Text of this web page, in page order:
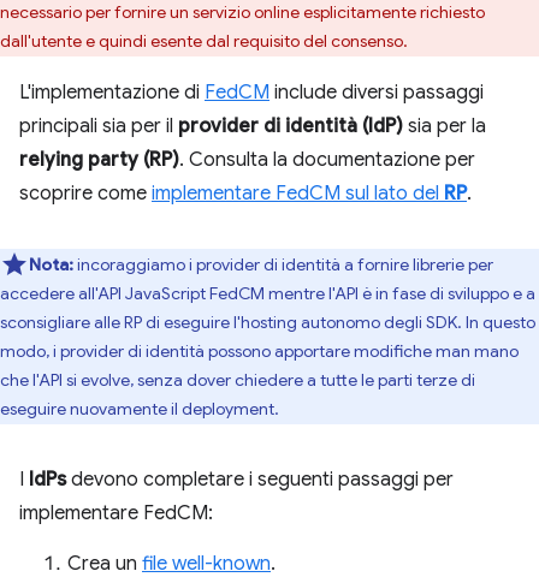
necessario per fornire un servizio online esplicitamente richiesto
dall'utente e quindi esente dal requisito del consenso.
L'implementazione di FedCM include diversi passaggi
principali sia per il provider di identità (IdP) sia per la
relying party (RP). Consulta la documentazione per
scoprire come implementare FedCM sul lato del RP.
Nota:incoraggiamo i provider di identità a fornire librerie per
accedere all'API JavaScript FedCM mentre l'API è in fase di sviluppo e a
sconsigliare alle RP di eseguire l'hosting autonomo degli SDK. In questo
modo, i provider di identità possono apportare modifiche man mano
che l'API si evolve, senza dover chiedere a tutte le parti terze di
eseguire nuovamente il deployment.
I IdPsdevono completare i seguenti passaggi per
implementare FedCM:
Crea un file well-known.